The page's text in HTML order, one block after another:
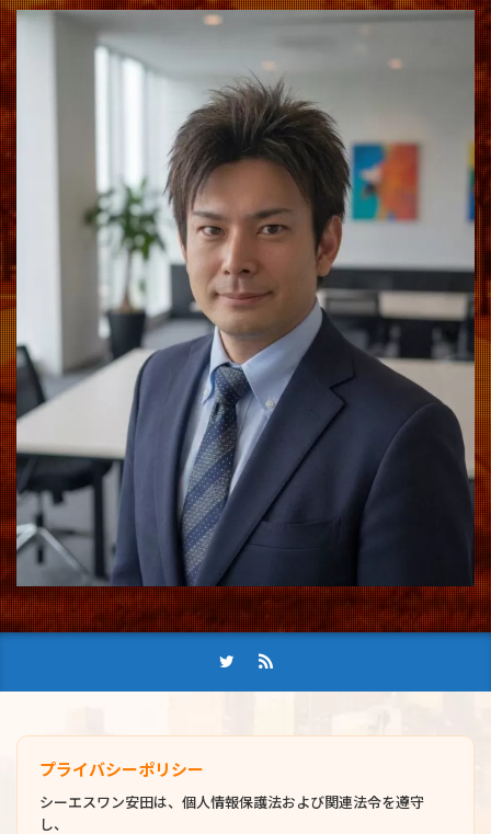
プライバシーポリシー
シーエスワン安田は、個人情報保護法および関連法令を遵守
し、